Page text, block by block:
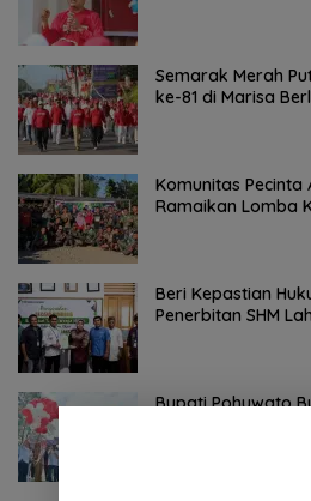
Semarak Merah
ke-81 di Marisa
Komunitas Pecinta
Ramaikan Lomba
Beri Kepastian
Penerbitan SHM
Bupati Pohuwato